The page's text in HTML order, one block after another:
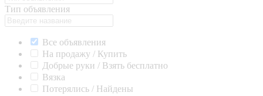
Тип объявления
Все объявления
На продажу / Купить
Добрые руки / Взять бесплатно
Вязка
Потерялись / Найдены